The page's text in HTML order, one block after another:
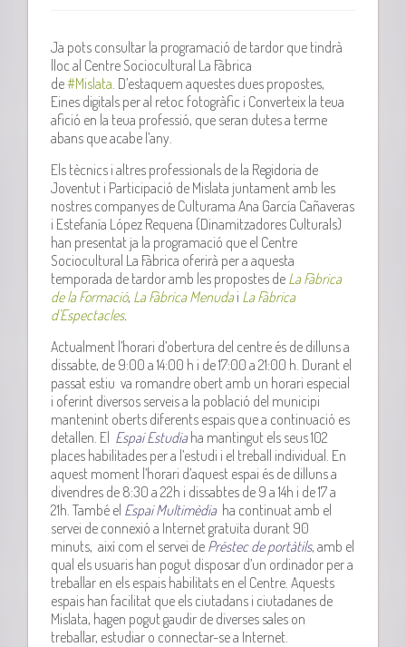
Ja pots consultar la programació de tardor que tindrà
lloc al Centre Sociocultural La Fàbrica
de#Mislata . D’estaquem aquestes dues propostes,
Eines digitals per al retoc fotogràfic i Converteix la teua
afició en la teua professió, que seran dutes a terme
abans que acabe l’any.
Els tècnics i altres professionals de la Regidoria de
Joventut i Participació de Mislata juntament amb les
nostres companyes de Culturama Ana García Cañaveras
i Estefanía López Requena (Dinamitzadores Culturals)
han presentat ja la programació que el Centre
Sociocultural La Fàbrica oferirà per a aquesta
temporada de tardor amb les propostes de La Fàbrica
de la Formació, La Fàbrica Menudai La Fàbrica
d’Espectacles.
Actualment l’horari d’obertura del centre és de dilluns a
dissabte, de 9:00 a 14:00 h i de 17:00 a 21:00 h. Durant el
passat estiu va romandre obert amb un horari especial
i oferint diversos serveis a la població del municipi
mantenint oberts diferents espais que a continuació es
detallen. El Espai Estudiaha mantingut els seus 102
places habilitades per a l’estudi i el treball individual. En
aquest moment l’horari d’aquest espai és de dilluns a
divendres de 8:30 a 22h i dissabtes de 9 a 14h i de 17 a
21h. També el Espai Multimèdia ha continuat amb el
servei de connexió a Internet gratuïta durant 90
minuts, així com el servei de Préstec de portàtils, amb el
qual els usuaris han pogut disposar d’un ordinador per a
treballar en els espais habilitats en el Centre. Aquests
espais han facilitat que els ciutadans i ciutadanes de
Mislata, hagen pogut gaudir de diverses sales on
treballar, estudiar o connectar-se a Internet.